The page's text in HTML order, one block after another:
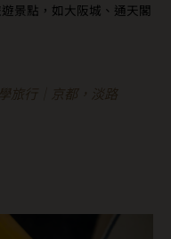
景點，如大阪城、通天閣
旅行｜京都，淡路